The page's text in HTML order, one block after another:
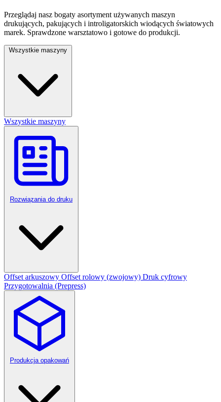
Przeglądaj nasz bogaty asortyment używanych maszyn
drukujących, pakujących i introligatorskich wiodących światowych
marek. Sprawdzone warsztatowo i gotowe do produkcji.
Wszystkie maszyny
Wszystkie maszyny
Rozwiązania do druku
Offset arkuszowy Offset rolowy (zwojowy) Druk cyfrowy
Przygotowalnia (Prepress)
Produkcja opakowań